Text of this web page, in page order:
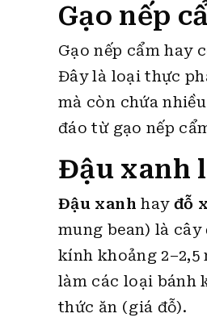
Gạo nếp
Gạo nếp cẩm hay
Đây là loại thực
mà còn chứa
đáo từ gạo nếp
Đậu xanh
Đậu xanh hay đỗ
mung bean) là cây
kính khoảng
làm các loại bánh
thức ăn (giá đỗ).